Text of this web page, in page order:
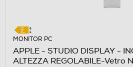
MONITOR PC
APPLE - STUDIO DISPLAY -
ALTEZZA REGOLABILE-Vetro